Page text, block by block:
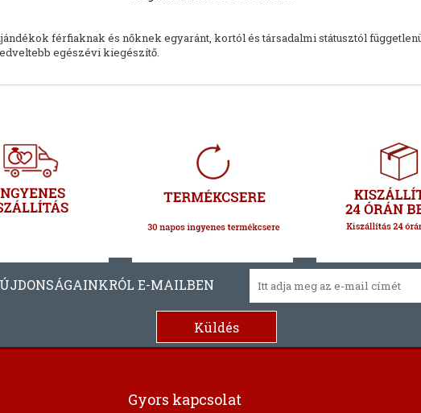
férfiaknak és nőknek egyaránt, kortól és társadalmi státusztól
egészévi kiegészítő.
E-MAILBEN
Gyors kapcsolat